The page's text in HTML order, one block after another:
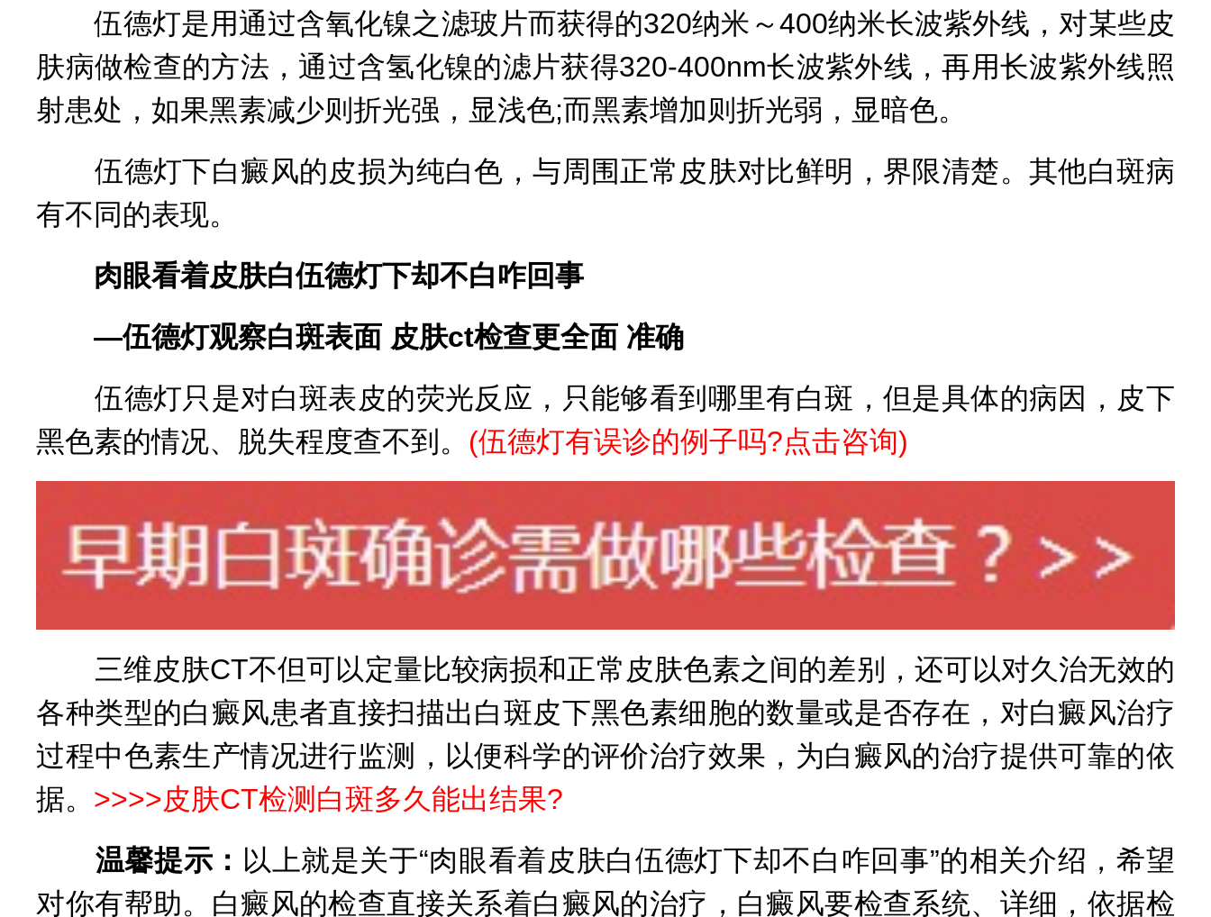
伍德灯是用通过含氧化镍之滤玻片而获得的320纳米～400纳米长波紫外线，对某些皮
肤病做检查的方法，通过含氢化镍的滤片获得320-400nm长波紫外线，再用长波紫外线照
射患处，如果黑素减少则折光强，显浅色;而黑素增加则折光弱，显暗色。
伍德灯下白癜风的皮损为纯白色，与周围正常皮肤对比鲜明，界限清楚。其他白斑病
有不同的表现。
肉眼看着皮肤白伍德灯下却不白咋回事
—伍德灯观察白斑表面 皮肤ct检查更全面 准确
伍德灯只是对白斑表皮的荧光反应，只能够看到哪里有白斑，但是具体的病因，皮下
黑色素的情况、脱失程度查不到。 (伍德灯有误诊的例子吗?点击咨询)
三维皮肤CT不但可以定量比较病损和正常皮肤色素之间的差别，还可以对久治无效的
各种类型的白癜风患者直接扫描出白斑皮下黑色素细胞的数量或是否存在，对白癜风治疗
过程中色素生产情况进行监测，以便科学的评价治疗效果，为白癜风的治疗提供可靠的依
据。 >>>>皮肤CT检测白斑多久能出结果?
温馨提示： 以上就是关于“肉眼看着皮肤白伍德灯下却不白咋回事”的相关介绍，希望
对你有帮助。白癜风的检查直接关系着白癜风的治疗，白癜风要检查系统、详细，依据检